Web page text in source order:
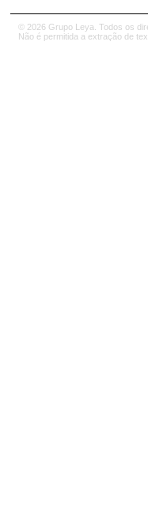
© 2026 Grupo Leya. Todos os
Não é permitida a extração de